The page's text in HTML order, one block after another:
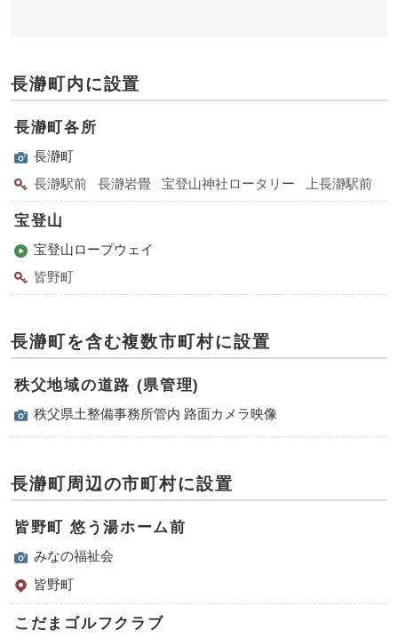
長瀞町内に設置
長瀞町各所
長瀞町
長瀞駅前
長瀞岩畳 宝登山神社ロータリー 上長瀞駅前
宝登山
宝登山ロープウェイ
皆野町
長瀞町を含む複数市町村に設置
秩父地域の道路 (県管理)
秩父県土整備事務所管内 路面カメラ映像
長瀞町周辺の市町村に設置
皆野町 悠う湯ホーム前
みなの福祉会
皆野町
こだまゴルフクラブ